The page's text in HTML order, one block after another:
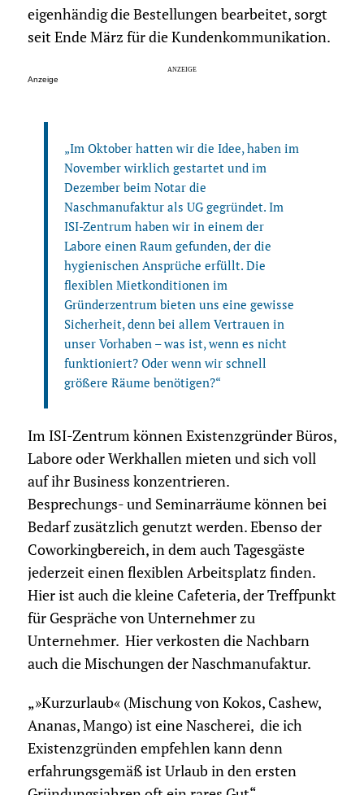
eigenhändig die Bestellungen bearbeitet, sorgt
seit Ende März für die Kundenkommunikation.
Anzeige
„Im Oktober hatten wir die Idee, haben im
November wirklich gestartet und im
Dezember beim Notar die
Naschmanufaktur als UG gegründet. Im
ISI-Zentrum haben wir in einem der
Labore einen Raum gefunden, der die
hygienischen Ansprüche erfüllt. Die
flexiblen Mietkonditionen im
Gründerzentrum bieten uns eine gewisse
Sicherheit, denn bei allem Vertrauen in
unser Vorhaben – was ist, wenn es nicht
funktioniert? Oder wenn wir schnell
größere Räume benötigen?“
Im ISI-Zentrum können Existenzgründer Büros,
Labore oder Werkhallen mieten und sich voll
auf ihr Business konzentrieren.
Besprechungs- und Seminarräume können bei
Bedarf zusätzlich genutzt werden. Ebenso der
Coworkingbereich, in dem auch Tagesgäste
jederzeit einen flexiblen Arbeitsplatz finden.
Hier ist auch die kleine Cafeteria, der Treffpunkt
für Gespräche von Unternehmer zu
Unternehmer. Hier verkosten die Nachbarn
auch die Mischungen der Naschmanufaktur.
„»Kurzurlaub« (Mischung von Kokos, Cashew,
Ananas, Mango) ist eine Nascherei, die ich
Existenzgründen empfehlen kann denn
erfahrungsgemäß ist Urlaub in den ersten